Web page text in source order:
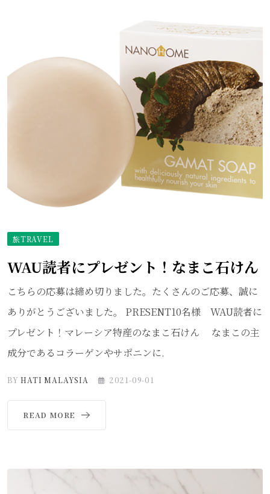
旅TRAVEL
WAU読者にプレゼント！なまこ石けん
こちらの応募は締め切りました。たくさんのご応募、誠に
ありがとうございました。 PRESENT10名様 WAU読者に
プレゼント！マレーシア特産のなまこ石けん なまこの主
成分であるコラーゲンやサポニンに.
BYHATI MALAYSIA 2021-09-01
READ MORE